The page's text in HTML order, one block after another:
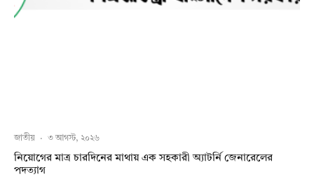
জাতীয় · ৩ আগস্ট, ২০২৬
নিয়োগের মাত্র চারদিনের মাথায় এক সহকারী অ্যাটর্নি জেনারেলের
পদত্যাগ